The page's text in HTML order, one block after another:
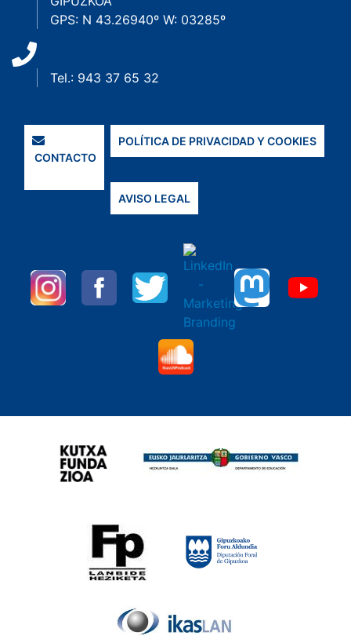
GPS: N 43.26940º W: 03285º
Tel.: 943 37 65 32
CONTACTO
POLÍTICA DE PRIVACIDAD Y COOKIES
AVISO LEGAL